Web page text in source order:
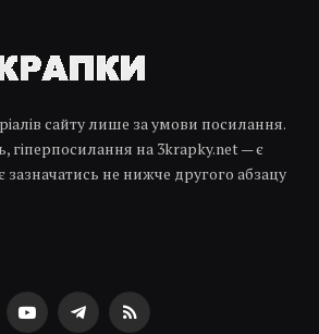
сайту лише за умови посилання.
гіперпосилання на 3krapky.net — є
зазначатись не нижче другого абзацу
YouTubeTelegramRSS